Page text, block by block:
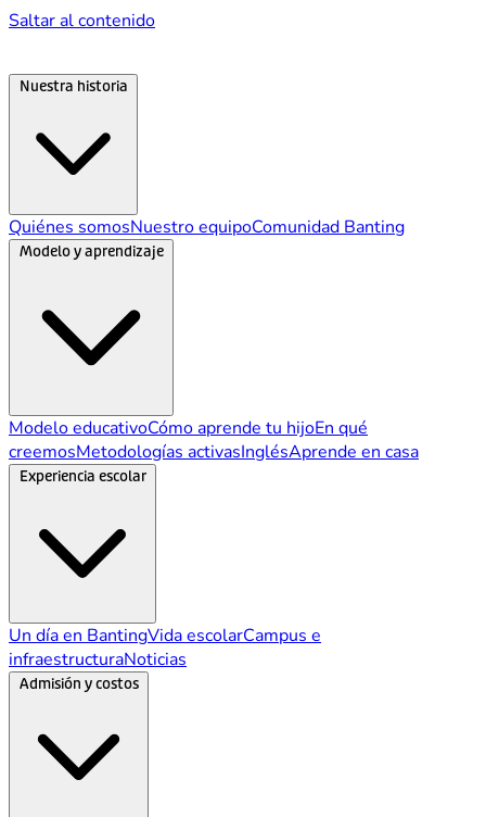
Saltar al contenido
Quiénes somosNuestro equipoComunidad Banting
Modelo y aprendizaje
Modelo educativoCómo aprende tu hijoEn qué
creemosMetodologías activasInglésAprende en casa
Experiencia escolar
Un día en BantingVida escolarCampus e
infraestructuraNoticias
Admisión y costos